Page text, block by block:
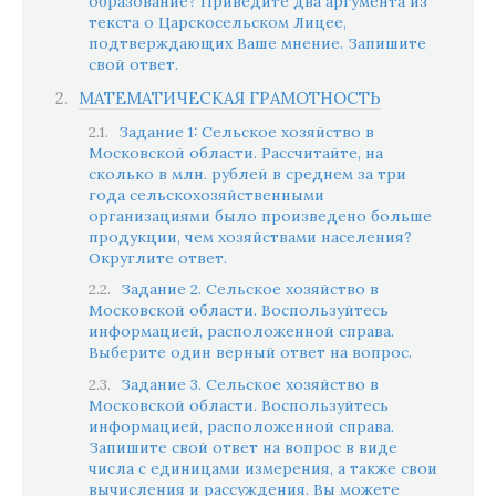
текста о Царскосельском Лицее,
подтверждающих Ваше мнение. Запишите
свой ответ.
МАТЕМАТИЧЕСКАЯ ГРАМОТНОСТЬ
Задание 1: Сельское хозяйство в
Московской области. Рассчитайте, на
сколько в млн. рублей в среднем за три
года сельскохозяйственными
организациями было произведено больше
продукции, чем хозяйствами населения?
Округлите ответ.
Задание 2. Сельское хозяйство в
Московской области. Воспользуйтесь
информацией, расположенной справа.
Выберите один верный ответ на вопрос.
Задание 3. Сельское хозяйство в
Московской области. Воспользуйтесь
информацией, расположенной справа.
Запишите свой ответ на вопрос в виде
числа с единицами измерения, а также свои
вычисления и рассуждения. Вы можете